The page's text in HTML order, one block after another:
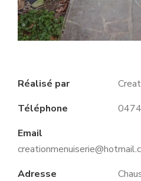
Réalisé par
Téléphone
Email
Adresse